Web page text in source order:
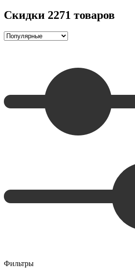
Скидки 2271 товаров
Фильтры